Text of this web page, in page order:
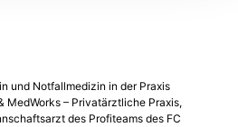
und Notfallmedizin in der Praxis
MedWorks – Privatärztliche Praxis,
des Profiteams des FC